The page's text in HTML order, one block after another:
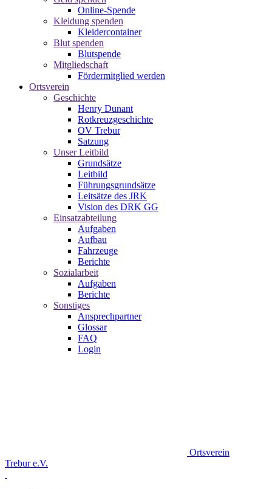
Online-Spende
Kleidung spenden
Kleidercontainer
Blut spenden
Blutspende
Mitgliedschaft
Fördermitglied werden
Ortsverein
Geschichte
Henry Dunant
Rotkreuzgeschichte
OV Trebur
Satzung
Unser Leitbild
Grundsätze
Leitbild
Führungsgrundsätze
Leitsätze des JRK
Vision des DRK GG
Einsatzabteilung
Aufgaben
Aufbau
Fahrzeuge
Berichte
Sozialarbeit
Aufgaben
Berichte
Sonstiges
Ansprechpartner
Glossar
FAQ
Login
Ortsverein
Trebur e.V.